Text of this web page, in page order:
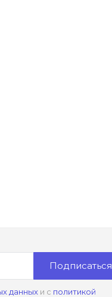
Подписаться
данныхи с политикой